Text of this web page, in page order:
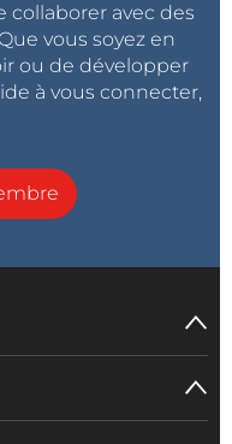
avec des
vous soyez en
ou de développer
à vous connecter,